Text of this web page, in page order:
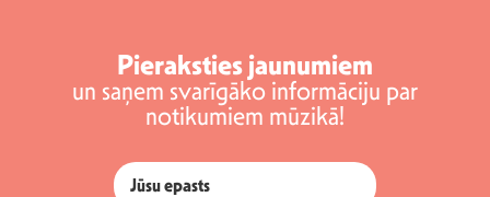
Pieraksties jaunumiem
un saņem svarīgāko informāciju par
notikumiem mūzikā!